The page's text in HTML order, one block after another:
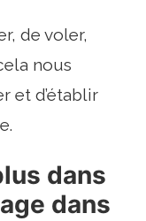
de voler,
nous
et d’établir
dans
dans